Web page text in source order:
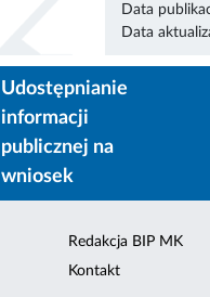
Data
Data
Udostępnianie
informacji
publicznej na
wniosek
Redakcja BIP MK
Kontakt